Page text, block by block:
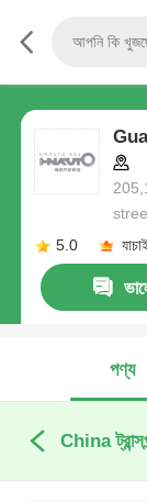
5.0
পণ্য
China